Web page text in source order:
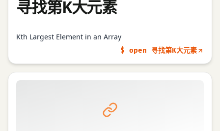
寻找第K大元素
Kth Largest Element in an Array
$ open 寻找第K大元素